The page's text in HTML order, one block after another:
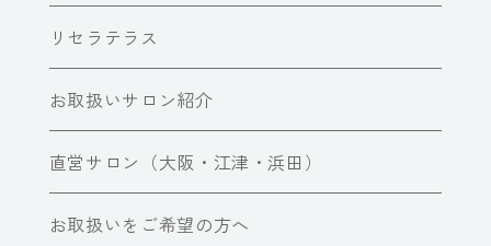
リセラテラス
お取扱いサロン紹介
直営サロン（大阪・江津・浜田）
お取扱いをご希望の方へ